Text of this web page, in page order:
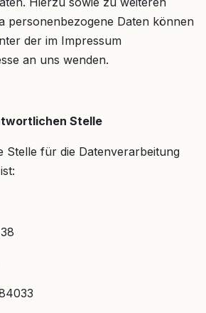
personenbezogene Daten können
der im Impressum
an uns wenden.
Stelle
Stelle für die Datenverarbeitung